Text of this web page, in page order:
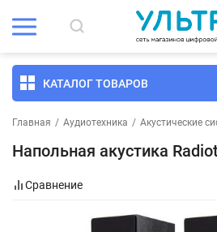
КАТАЛОГ ТОВАРОВ
Главная / Аудиотехника / Акустические
Напольная акустика
Сравнение